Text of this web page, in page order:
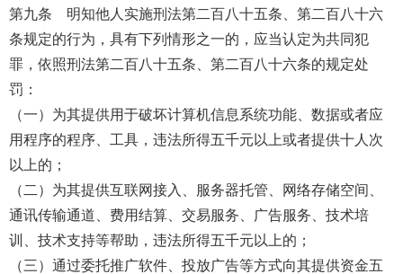
第九条 明知他人实施刑法第二百八十五条、第二百八十六
条规定的行为，具有下列情形之一的，应当认定为共同犯
罪，依照刑法第二百八十五条、第二百八十六条的规定处
罚：
（一）为其提供用于破坏计算机信息系统功能、数据或者应
用程序的程序、工具，违法所得五千元以上或者提供十人次
以上的；
（二）为其提供互联网接入、服务器托管、网络存储空间、
通讯传输通道、费用结算、交易服务、广告服务、技术培
训、技术支持等帮助，违法所得五千元以上的；
（三）通过委托推广软件、投放广告等方式向其提供资金五